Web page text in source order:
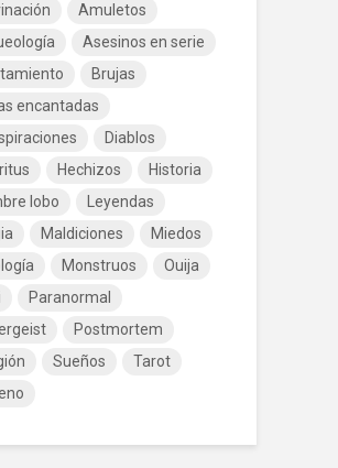
Amuletos
Asesinos en serie
Brujas
encantadas
Diablos
Hechizos
Historia
lobo
Leyendas
Maldiciones
Miedos
Monstruos
Ouija
Paranormal
Postmortem
Sueños
Tarot